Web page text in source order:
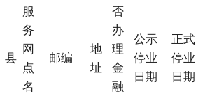
县
服
务
网
点
名
邮编
地
址
否
办
理
金
融
公示
停业
日期
正式
停业
日期